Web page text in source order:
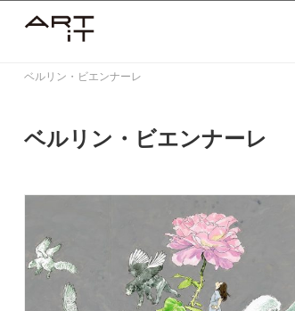
ベルリン・ビエンナーレ
ベルリン・ビエンナーレ